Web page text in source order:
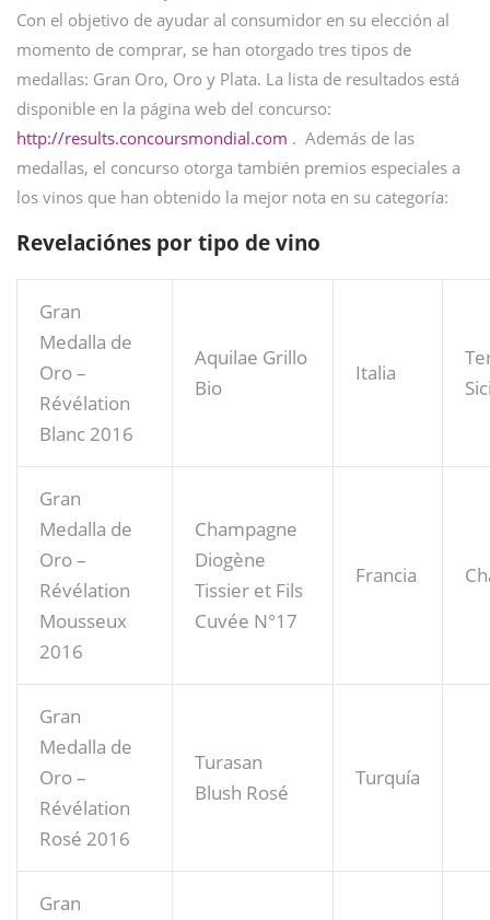
Con el objetivo de ayudar al consumidor en su elección al
momento de comprar, se han otorgado tres tipos de
medallas: Gran Oro, Oro y Plata. La lista de resultados está
disponible en la página web del concurso:
http://results.concoursmondial.com . Además de las
medallas, el concurso otorga también premios especiales a
los vinos que han obtenido la mejor nota en su categoría:
Revelaciónes por tipo de vino
Gran
Medalla de
Oro –
Révélation
Blanc 2016
Aquilae Grillo
Bio
Italia
Gran
Medalla de
Oro –
Révélation
Mousseux
2016
Champagne
Diogène
Tissier et Fils
Cuvée N°17
Francia
Gran
Medalla de
Oro –
Révélation
Rosé 2016
Turasan
Blush Rosé
Turquía
Gran